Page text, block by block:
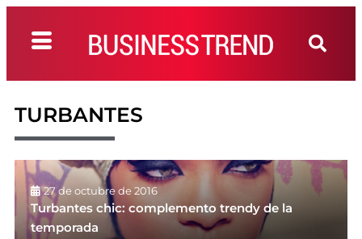
TURBANTES
27 de octubre de 2016
Turbantes chic: complemento trendy de la
temporada